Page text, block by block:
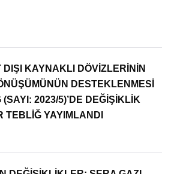
DIŞI KAYNAKLI DÖVİZLERİNİN
DESTEKLENMESİ
2023/5)’DE DEĞİŞİKLİK
TEBLİĞ YAYIMLANDI